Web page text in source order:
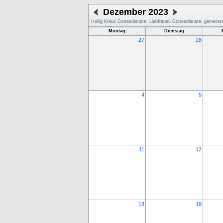
Dezember 2023
Heilig Kreuz Gottesdienste, Liebfrauen Gottesdienste,
Montag
Dienstag
27 28
4 5
11 12
18 19